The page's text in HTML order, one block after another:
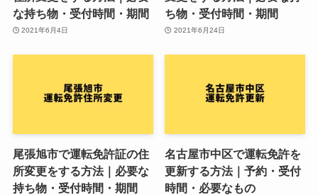
な持ち物・受付時間・期間
2021年6月4日
ち物・受付時間・期間
2021年6月24日
尾張旭市で運転免許証の住
所変更をする方法｜必要な
持ち物・受付時間・期間
名古屋市中区で運転免許を
更新する方法｜予約・受付
時間・必要なもの